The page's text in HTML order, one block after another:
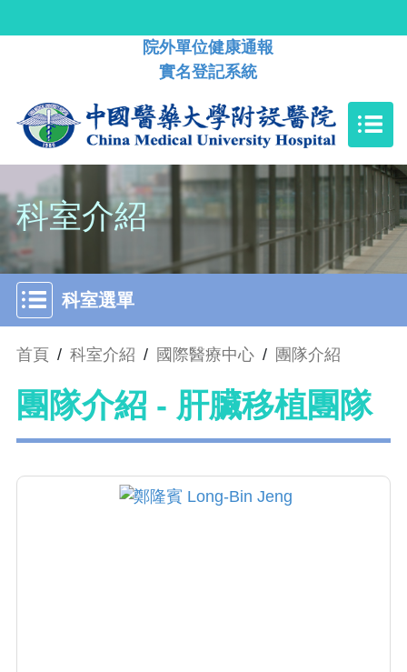
院外單位健康通報
實名登記系統
科室介紹
科室選單
首頁 / 科室介紹 / 國際醫療中心 / 團隊介紹
團隊介紹 - 肝臟移植團隊